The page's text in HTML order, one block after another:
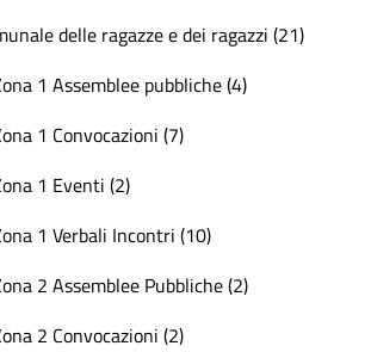
delle ragazze e dei ragazzi (21)
1 Assemblee pubbliche (4)
1 Convocazioni (7)
1 Eventi (2)
1 Verbali Incontri (10)
2 Assemblee Pubbliche (2)
2 Convocazioni (2)